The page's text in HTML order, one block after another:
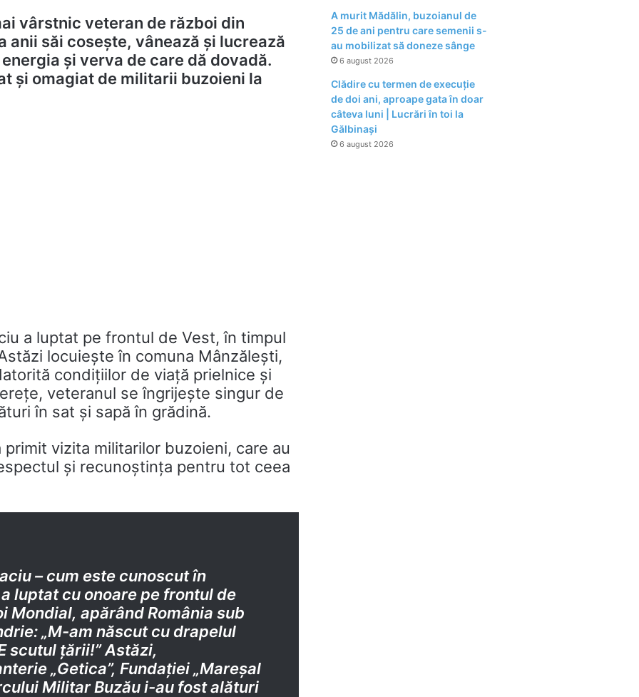
vârstnic veteran de război din
anii săi cosește, vânează și lucrează
și verva de care dă dovadă.
și omagiat de militarii buzoieni la
a luptat pe frontul de Vest, în timpul
locuiește în comuna Mânzălești,
condițiilor de viață prielnice și
veteranul se îngrijește singur de
în sat și sapă în grădină.
vizita militarilor buzoieni, care au
și recunoștința pentru tot ceea
– cum este cunoscut în
luptat cu onoare pe frontul de
Mondial, apărând România sub
„M-am născut cu drapelul
scutul țării!” Astăzi,
„Getica”, Fundației „Mareșal
Militar Buzău i-au fost alături
A murit Mădălin, buzoianul de
25 de ani pentru care semenii s-
au mobilizat să doneze sânge
6 august 2026
Clădire cu termen de execuție
de doi ani, aproape gata în doar
câteva luni | Lucrări în toi la
Gălbinași
6 august 2026